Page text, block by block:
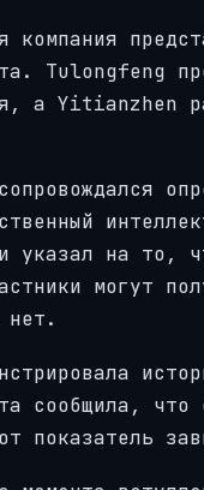
компания
Tulongfeng
а Yitianzhen
указал на то,
могут
нет.
сообщила,
показатель